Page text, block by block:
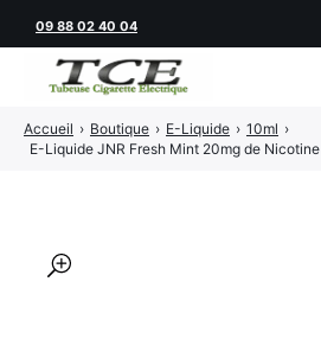
🔍
Accueil › Boutique › E-Liquide › 10ml ›
E-Liquide JNR Fresh Mint 20mg de Nicotine
09 88 02 40 04
Tubeuses